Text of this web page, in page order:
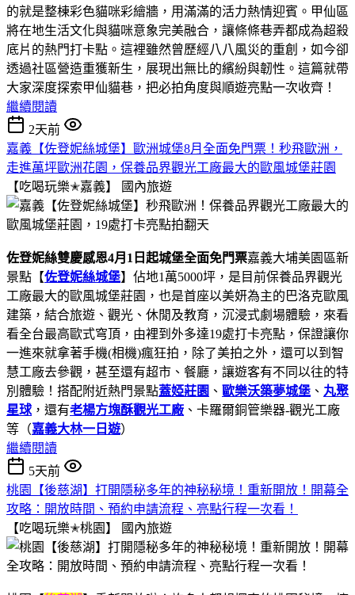
的就是整棟彩色貓咪彩繪牆，用滿滿的活力熱情迎賓。甲仙區
將在地生活文化與貓咪意象完美融合，讓條條巷弄都成為超殺
底片的熱門打卡點。這裡雖然曾歷經八八風災的重創，如今卻
透過社區營造重獲新生，展現出無比的繽紛與韌性。這篇就帶
大家深度探索甲仙貓巷，把必拍角度與順遊亮點一次收齊！
繼續閱讀
2天前
嘉義【佐登妮絲城堡】歐洲城堡8月全面免門票！秒飛歐洲，
走進萬坪歐洲花園，保養品界觀光工廠最大的歐風城堡莊園
【吃喝玩樂✭嘉義】
國內旅遊
佐登妮絲雙慶感恩4月1日起城堡全面免門票嘉義大埔美園區新
景點【佐登妮絲城堡】佔地1萬5000坪，是目前保養品界觀光
工廠最大的歐風城堡莊園，也是首座以美妍為主的巴洛克歐風
建築，結合旅遊、觀光、休閒及教育，沉浸式劇場體驗，來看
看全台最高歐式穹頂，由裡到外多達19處打卡亮點，保證讓你
一進來就拿著手機(相機)瘋狂拍，除了美拍之外，還可以到智
慧工廠去參觀，甚至還有超市、餐廳，讓遊客有不同以往的特
別體驗！搭配附近熱門景點蓋婭莊園 、 歐樂沃築夢城堡 、 丸聚
星球 ，還有老楊方塊酥觀光工廠 、卡羅爾銅管樂器-觀光工廠
等（嘉義大林一日遊）
繼續閱讀
5天前
桃園【後慈湖】打開隱秘多年的神秘秘境！重新開放！開幕全
攻略：開放時間、預約申請流程、亮點行程一次看！
【吃喝玩樂✭桃園】
國內旅遊